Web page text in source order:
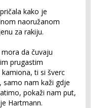
kako je
naoružanom
za rakiju.
da čuvaju
prugastim
ti si šverc
samo nam kaži gdje
pokaži nam put,
Hartmann.